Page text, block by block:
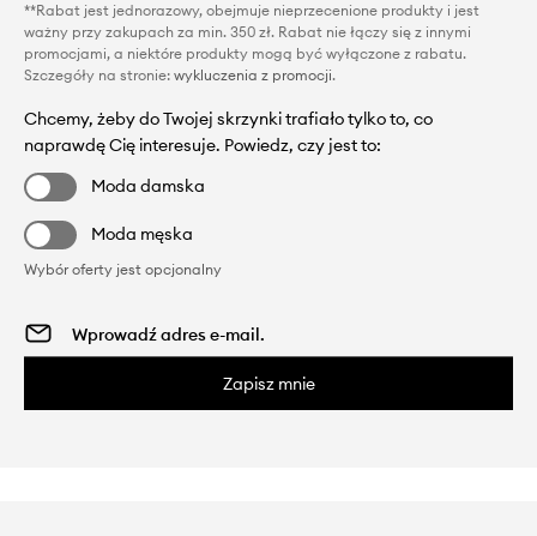
**Rabat jest jednorazowy, obejmuje nieprzecenione produkty i jest
ważny przy zakupach za min. 350 zł. Rabat nie łączy się z innymi
promocjami, a niektóre produkty mogą być wyłączone z rabatu.
Szczegóły na stronie: wykluczenia z promocji.
Chcemy, żeby do Twojej skrzynki trafiało tylko to, co
naprawdę Cię interesuje. Powiedz, czy jest to:
Moda damska
Moda męska
Wybór oferty jest opcjonalny
Zapisz mnie